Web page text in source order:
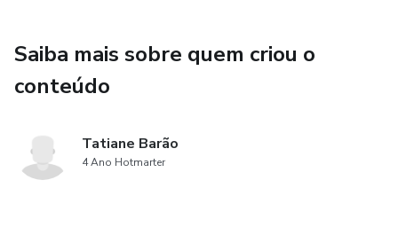
Saiba mais sobre quem criou o
conteúdo
Tatiane Barão
4 Ano Hotmarter